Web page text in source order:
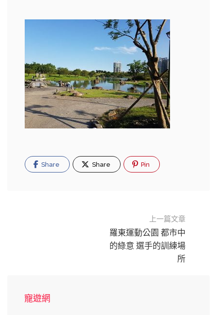
Share Share Pin
上一篇文章
羅東運動公園 都市中
的綠意 選手的訓練場
所
寵遊網